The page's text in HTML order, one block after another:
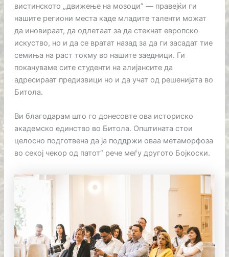
вистинското „движење на мозоци” — правејќи ги
нашите региони места каде младите таленти можат
да иновираат, да одлетаат за да стекнат европско
искуство, но и да се вратат назад за да ги засадат тие
семиња на раст токму во нашите заедници. Ги
покануваме сите студенти на алијансите да
адресираат предизвици но и да учат од решенијата во
Битола.
Ви благодарам што го донесовте ова историско
академско единство во Битола. Општината стои
целосно подготвена да ја поддржи оваа метаморфоза
во секој чекор од патот“ рече меѓу другото Бојкоски.